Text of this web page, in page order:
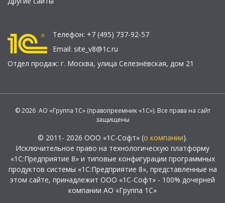
Телефон: +7 (495) 737-92-57
Email: site_v8@1c.ru
Отдел продаж: г. Москва, улица Селезнёвская, дом 21
© 2026 АО «Группа 1С» (правопреемник «1С»). Все права на сайт
защищены
© 2011- 2026 ООО «1С-Софт» (о компании).
Исключительное право на технологическую платформу
«1С:Предприятие 8» и типовые конфигурации программных
продуктов системы «1С:Предприятие 8», представленные на
этом сайте, принадлежит ООО «1С-Софт» - 100% дочерней
компании АО «Группа 1С»